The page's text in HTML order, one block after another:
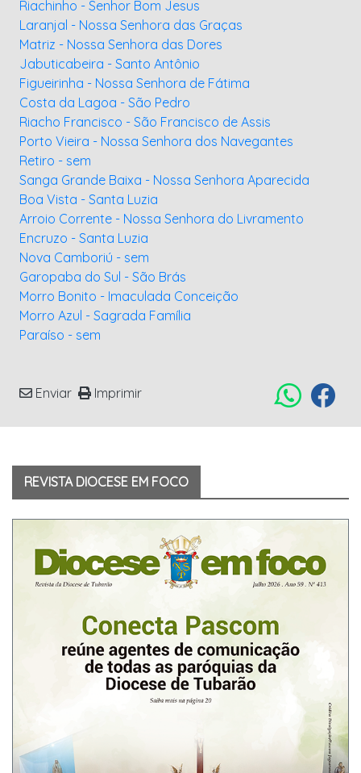
Riachinho - Senhor Bom Jesus
Laranjal - Nossa Senhora das Graças
Matriz - Nossa Senhora das Dores
Jabuticabeira - Santo Antônio
Figueirinha - Nossa Senhora de Fátima
Costa da Lagoa - São Pedro
Riacho Francisco - São Francisco de Assis
Porto Vieira - Nossa Senhora dos Navegantes
Retiro - sem
Sanga Grande Baixa - Nossa Senhora Aparecida
Boa Vista - Santa Luzia
Arroio Corrente - Nossa Senhora do Livramento
Encruzo - Santa Luzia
Nova Camboriú - sem
Garopaba do Sul - São Brás
Morro Bonito - Imaculada Conceição
Morro Azul - Sagrada Família
Paraíso - sem
Enviar Imprimir
REVISTA DIOCESE EM FOCO